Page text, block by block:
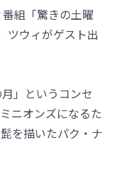
組「驚きの土曜
ツウィがゲスト出
」というコンセ
ニオンズになるた
を描いたパク・ナ